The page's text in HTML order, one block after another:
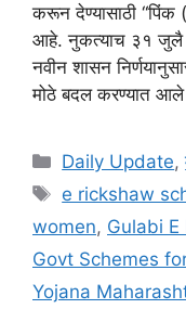
करून देण्यासाठी “पिंक
आहे. नुकत्याच ३१ जुलै
नवीन शासन
मोठे बदल करण्यात
Categories
Daily Update,
Tags
e rickshaw
women, Gulabi E
Govt Schemes
Yojana